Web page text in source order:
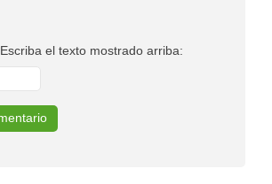
Escriba el texto mostrado arriba: